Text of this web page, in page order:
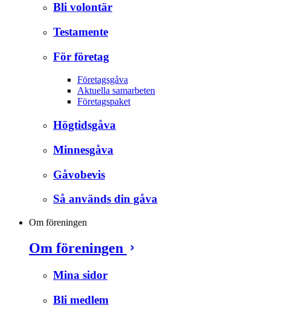
Bli volontär
Testamente
För företag
Företagsgåva
Aktuella samarbeten
Företagspaket
Högtidsgåva
Minnesgåva
Gåvobevis
Så används din gåva
Om föreningen
Om föreningen
Mina sidor
Bli medlem